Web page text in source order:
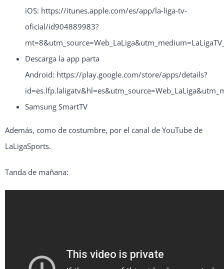
iOS: https://itunes.apple.com/es/app/la-liga-tv-
oficial/id904889983?
Descarga la app parta
Android: https://play.google.com/store/apps/details?
Samsung SmartTV
Además, como de costumbre, por el canal de YouTube de
LaLigaSports.
Tanda de mañana: